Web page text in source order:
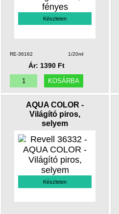
Készleten
RE-36162 1/20ml
Ár: 1390 Ft
AQUA COLOR -
Világító piros,
selyem
Készleten